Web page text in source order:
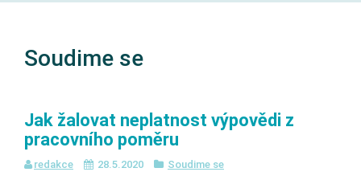
Soudime se
Jak žalovat neplatnost výpovědi z
pracovního poměru
redakce 28.5.2020
Soudime se